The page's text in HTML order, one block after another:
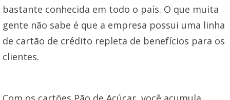
bastante conhecida em todo o país. O que muita
gente não sabe é que a empresa possui uma linha
de cartão de crédito repleta de benefícios para os
clientes.